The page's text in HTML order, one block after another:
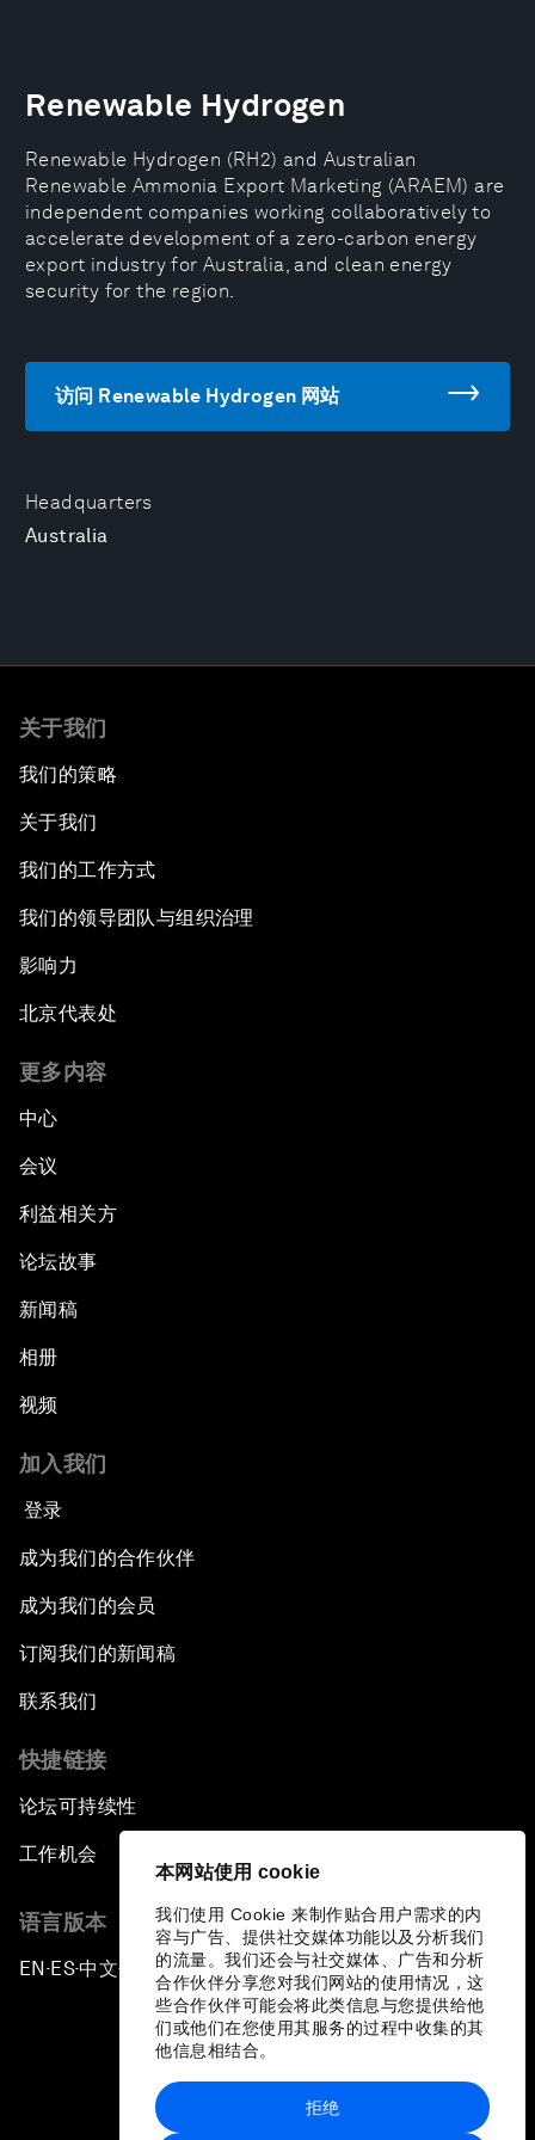
本网站使用 cookie
我们使用 Cookie 来制作贴合用户需求的内
容与广告、提供社交媒体功能以及分析我们
的流量。我们还会与社交媒体、广告和分析
合作伙伴分享您对我们网站的使用情况，这
些合作伙伴可能会将此类信息与您提供给他
们或他们在您使用其服务的过程中收集的其
他信息相结合。
拒绝
Headquarters
Australia
Renewable Hydrogen
Renewable Hydrogen (RH2) and Australian
Renewable Ammonia Export Marketing (ARAEM) are
independent companies working collaboratively to
accelerate development of a zero-carbon energy
export industry for Australia, and clean energy
security for the region.
访问 Renewable Hydrogen 网站
关于我们
我们的策略
关于我们
我们的工作方式
我们的领导团队与组织治理
影响力
北京代表处
更多内容
中心
会议
利益相关方
论坛故事
新闻稿
相册
视频
加入我们
登录
成为我们的合作伙伴
成为我们的会员
订阅我们的新闻稿
联系我们
快捷链接
论坛可持续性
工作机会
语言版本
EN ▪ES▪中文▪ 日本語